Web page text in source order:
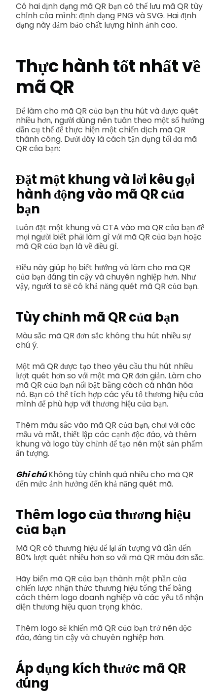
Có hai định dạng mã QR bạn có thể lưu mã QR tùy
chỉnh của mình: định dạng PNG và SVG. Hai định
dạng này đảm bảo chất lượng hình ảnh cao.
Thực hành tốt nhất về
mã QR
Để làm cho mã QR của bạn thu hút và được quét
nhiều hơn, người dùng nên tuân theo một số hướng
dẫn cụ thể để thực hiện một chiến dịch mã QR
thành công. Dưới đây là cách tận dụng tối đa mã
QR của bạn:
Đặt một khung và lời kêu gọi
hành động vào mã QR của
bạn
Luôn đặt một khung và CTA vào mã QR của bạn để
mọi người biết phải làm gì với mã QR của bạn hoặc
mã QR của bạn là về điều gì.
Điều này giúp họ biết hướng và làm cho mã QR
của bạn đáng tin cậy và chuyên nghiệp hơn. Như
vậy, người ta sẽ có khả năng quét mã QR của bạn.
Tùy chỉnh mã QR của bạn
Màu sắc mã QR đơn sắc không thu hút nhiều sự
chú ý.
Một mã QR được tạo theo yêu cầu thu hút nhiều
lượt quét hơn so với một mã QR đơn giản. Làm cho
mã QR của bạn nổi bật bằng cách cá nhân hóa
nó. Bạn có thể tích hợp các yếu tố thương hiệu của
mình để phù hợp với thương hiệu của bạn.
Thêm màu sắc vào mã QR của bạn, chơi với các
mẫu và mắt, thiết lập các cạnh độc đáo, và thêm
khung và logo tùy chỉnh để tạo nên một sản phẩm
ấn tượng.
Ghi chúKhông tùy chỉnh quá nhiều cho mã QR
đến mức ảnh hưởng đến khả năng quét mã.
Thêm logo của thương hiệu
của bạn
Mã QR có thương hiệu để lại ấn tượng và dẫn đến
80% lượt quét nhiều hơn so với mã QR màu đơn sắc.
Hãy biến mã QR của bạn thành một phần của
chiến lược nhận thức thương hiệu tổng thể bằng
cách thêm logo doanh nghiệp và các yếu tố nhận
diện thương hiệu quan trọng khác.
Thêm logo sẽ khiến mã QR của bạn trở nên độc
đáo, đáng tin cậy và chuyên nghiệp hơn.
Áp dụng kích thước mã QR
đúng